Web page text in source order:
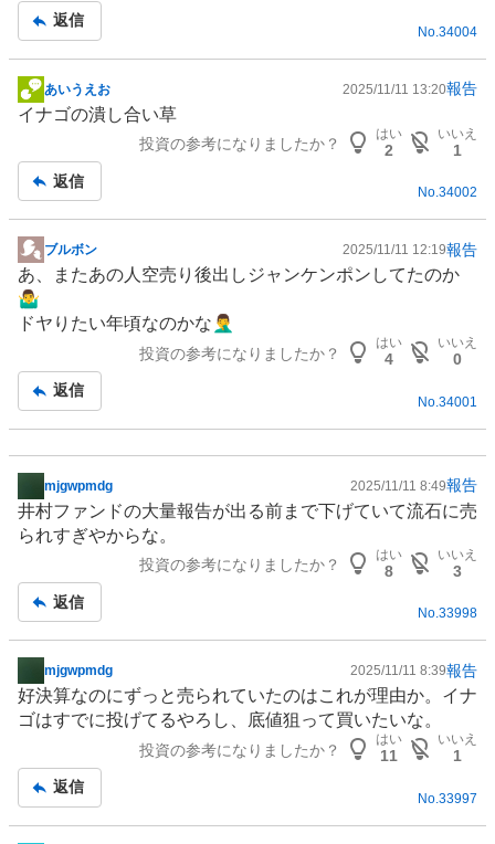
事
返信
No. 34004
掲
示
事
あいうえお 2025/11/11 13:20報告
イナゴの潰し合い草
投資の参考になりましたか？
はい
2
いいえ
1
返信
No.34002
掲
示
板
記
ブルボン 2025/11/11 12:19報告
あ、またあの人空売り後出しジャンケンポンしてたのか
🤷‍♂️
ドヤりたい年頃なのかな🤦‍♂️
投資の参考になりましたか？
はい
4
いいえ
0
返信
No. 34001
掲
示
板
mjgwpmdg 2025/11/11 8:49報告
井村ファンドの大量報告が出る前まで下げていて流石に売
られすぎやからな。
投資の参考になりましたか？
はい
8
いいえ
3
返信
No.33998
掲
示
板
mjgwpmdg 2025/11/11 8:39報告
好決算なのにずっと売られていたのはこれが理由か。イナ
ゴはすでに投げてるやろし、底値狙って買いたいな。
投資の参考になりましたか？
はい
11
いいえ
1
返信
No. 33997